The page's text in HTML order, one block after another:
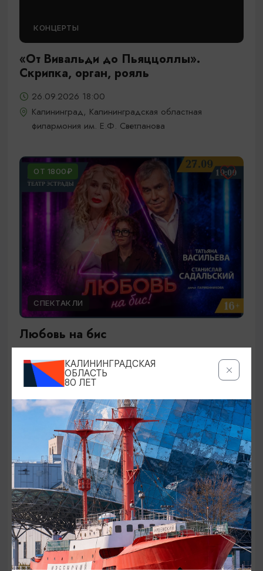
КОНЦЕРТЫ
«От Вивальди до Пьяццоллы».
Скрипка, орган, рояль
26.09.2026 18:00
Калининград, Калининградская областная
филармония им. Е.Ф. Светланова
ОТ 1800₽
СПЕКТАКЛИ
Любовь на бис
27.09.2026 19:00
Калининград, Калининградский театр эстрады
ОТ 1500₽
КОНЦЕРТЫ
КАЛИНИНГРАДСКАЯ
ОБЛАСТЬ
80 ЛЕТ